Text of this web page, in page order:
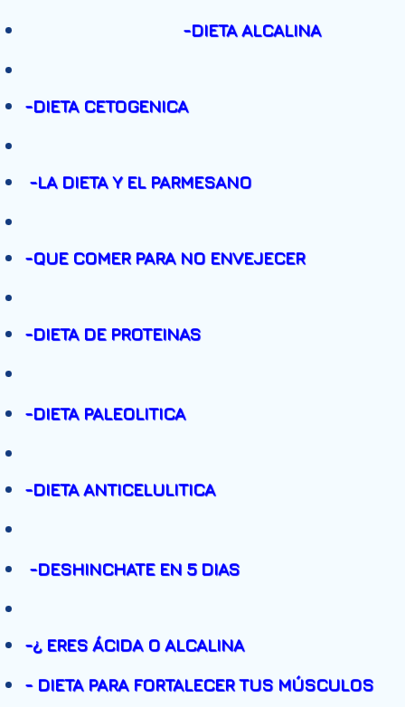
-DIETA ALCALINA
-DIETA CETOGENICA
-LA DIETA Y EL PARMESANO
-QUE COMER PARA NO ENVEJECER
-DIETA DE PROTEINAS
-DIETA PALEOLITICA
-DIETA ANTICELULITICA
-DESHINCHATE EN 5 DIAS
-¿ ERES ÁCIDA O ALCALINA
- DIETA PARA FORTALECER TUS MÚSCULOS